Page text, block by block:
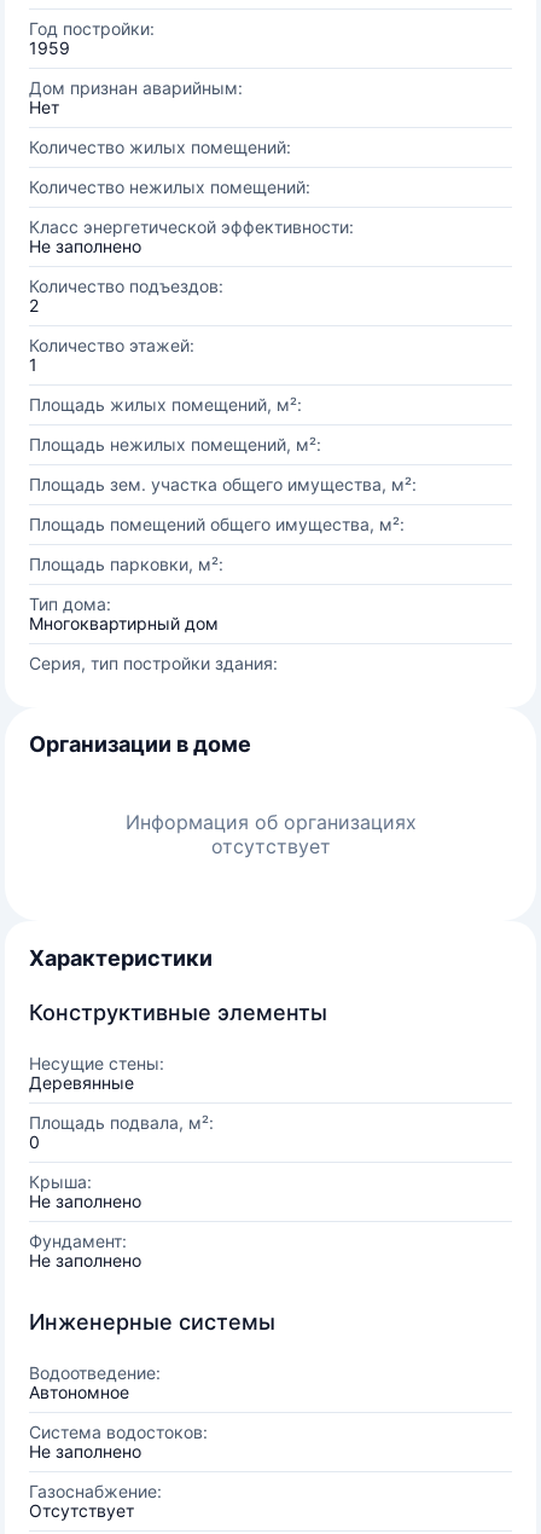
Год постройки:
1959
Дом признан аварийным:
Нет
Количество жилых помещений:
Количество нежилых помещений:
Класс энергетической эффективности:
Не заполнено
Количество подъездов:
2
Количество этажей:
1
Площадь жилых помещений, м²:
Площадь нежилых помещений, м²:
Площадь зем. участка общего имущества, м²:
Площадь помещений общего имущества, м²:
Площадь парковки, м²:
Тип дома:
Многоквартирный дом
Серия, тип постройки здания:
Организации в доме
Информация об организациях
отсутствует
Характеристики
Конструктивные элементы
Несущие стены:
Деревянные
Площадь подвала, м²:
0
Крыша:
Не заполнено
Фундамент:
Не заполнено
Инженерные системы
Водоотведение:
Автономное
Система водостоков:
Не заполнено
Газоснабжение:
Отсутствует